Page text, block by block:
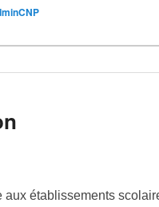
établissements